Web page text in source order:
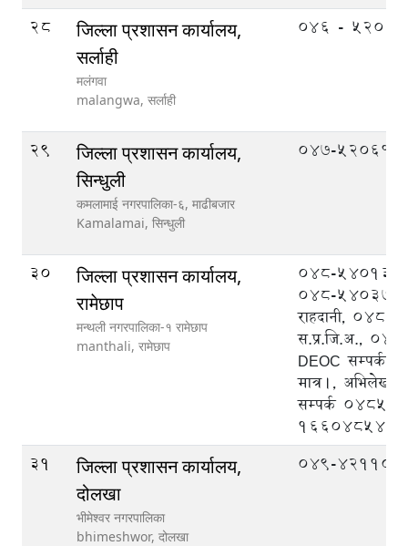
28
जिल्ला प्रशासन कार्यालय,
सर्लाही
मलंगवा
malangwa, सर्लाही
०४६ -
29
जिल्ला प्रशासन कार्यालय,
सिन्धुली
कमलामाई नगरपालिका-६, माढीबजार
Kamalamai, सिन्धुली
047-520610
30
जिल्ला प्रशासन कार्यालय,
रामेछाप
मन्थली नगरपालिका-१ रामेछाप
manthali, रामेछाप
048-540133
048-540370
राहदानी,
स.प्र.जि.अ.,
DEOC सम्पर्कका
मात्र।,
सम्पर्क
31
जिल्ला प्रशासन कार्यालय,
दोलखा
भीमेश्वर नगरपालिका
bhimeshwor, दोलखा
049-421104